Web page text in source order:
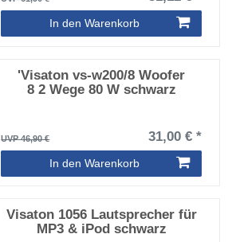
In den Warenkorb
'Visaton vs-w200/8 Woofer
8 2 Wege 80 W schwarz
UVP 46,90 € 31,00 € *
In den Warenkorb
Visaton 1056 Lautsprecher für
MP3 & iPod schwarz